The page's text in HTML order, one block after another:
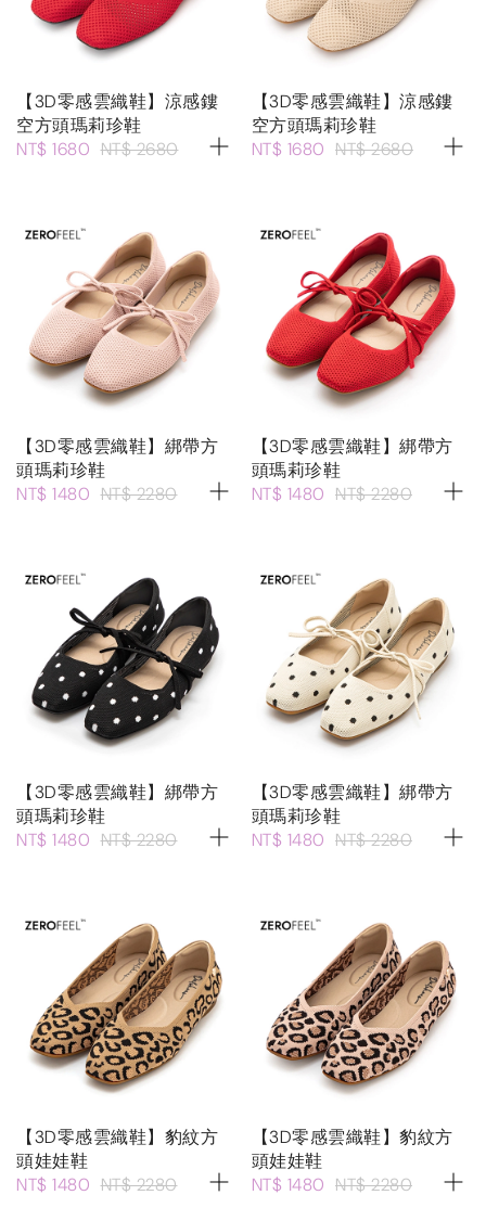
【3D零感雲織鞋】涼感鏤
空方頭瑪莉珍鞋
NT$ 1680 NT$ 2680
【3D零感雲織鞋】涼感鏤
空方頭瑪莉珍鞋
NT$ 1680 NT$ 2680
【3D零感雲織鞋】綁帶方
頭瑪莉珍鞋
NT$ 1480 NT$ 2280
【3D零感雲織鞋】綁帶方
頭瑪莉珍鞋
NT$ 1480 NT$ 2280
【3D零感雲織鞋】綁帶方
頭瑪莉珍鞋
NT$ 1480 NT$ 2280
【3D零感雲織鞋】綁帶方
頭瑪莉珍鞋
NT$ 1480 NT$ 2280
【3D零感雲織鞋】豹紋方
頭娃娃鞋
NT$ 1480 NT$ 2280
【3D零感雲織鞋】豹紋方
頭娃娃鞋
NT$ 1480 NT$ 2280